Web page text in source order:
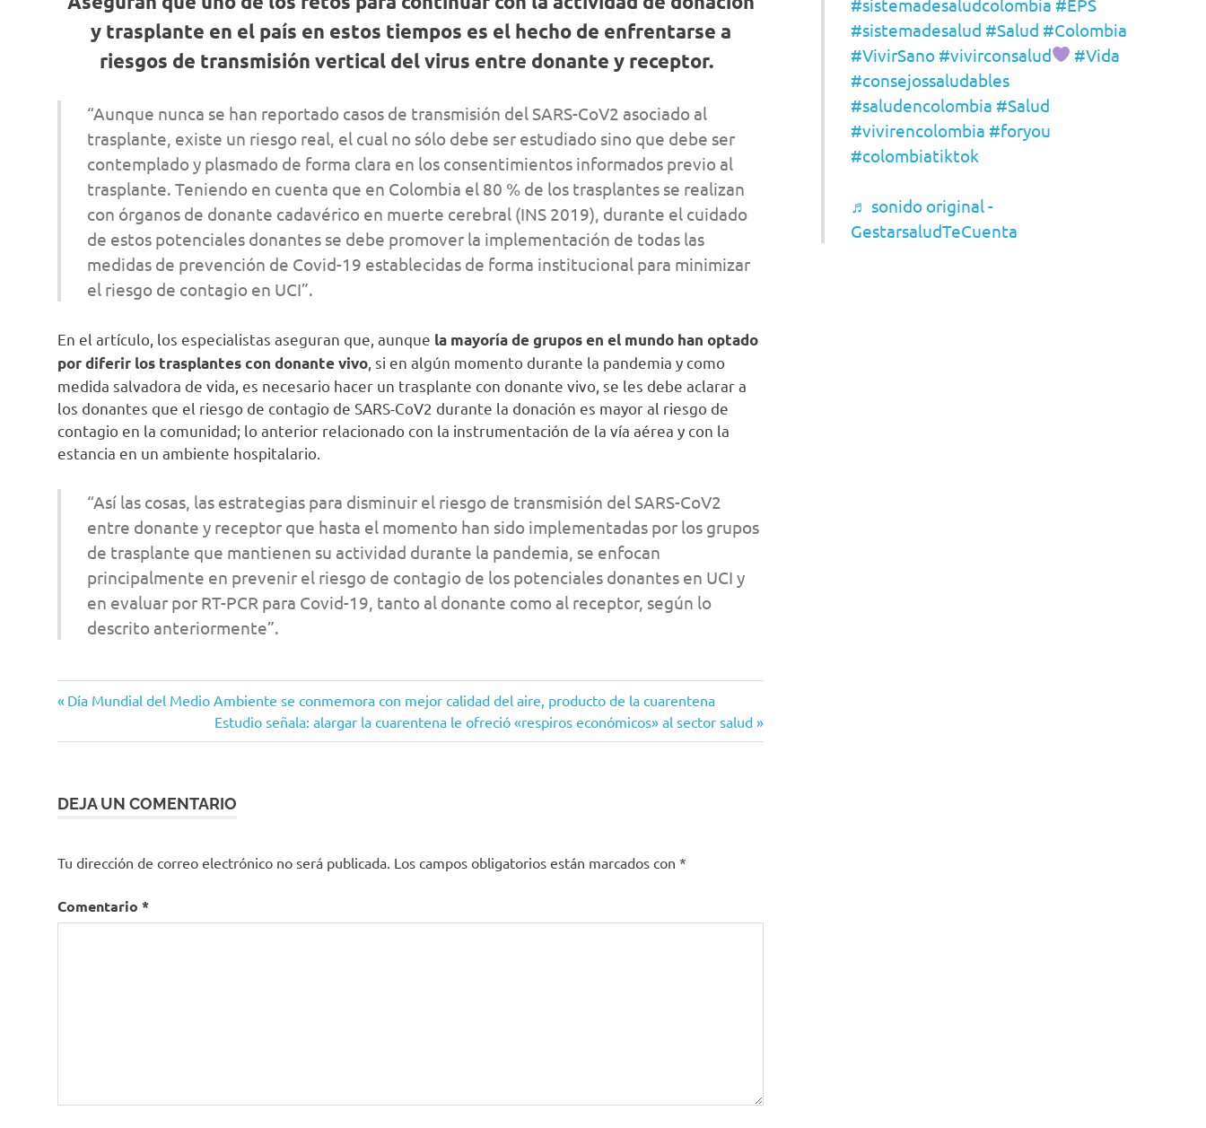
y trasplante en el país en estos tiempos es el hecho de enfrentarse a
riesgos de transmisión vertical del virus entre donante y receptor.
“Aunque nunca se han reportado casos de transmisión del SARS-CoV2 asociado al
trasplante, existe un riesgo real, el cual no sólo debe ser estudiado sino que debe ser
contemplado y plasmado de forma clara en los consentimientos informados previo al
trasplante. Teniendo en cuenta que en Colombia el 80 % de los trasplantes se realizan
con órganos de donante cadavérico en muerte cerebral (INS 2019), durante el cuidado
de estos potenciales donantes se debe promover la implementación de todas las
medidas de prevención de Covid-19 establecidas de forma institucional para minimizar
el riesgo de contagio en UCI”.
En el artículo, los especialistas aseguran que, aunque la mayoría de grupos en el mundo han optado
por diferir los trasplantes con donante vivo , si en algún momento durante la pandemia y como
medida salvadora de vida, es necesario hacer un trasplante con donante vivo, se les debe aclarar a
los donantes que el riesgo de contagio de SARS-CoV2 durante la donación es mayor al riesgo de
contagio en la comunidad; lo anterior relacionado con la instrumentación de la vía aérea y con la
estancia en un ambiente hospitalario.
“Así las cosas, las estrategias para disminuir el riesgo de transmisión del SARS-CoV2
entre donante y receptor que hasta el momento han sido implementadas por los grupos
de trasplante que mantienen su actividad durante la pandemia, se enfocan
principalmente en prevenir el riesgo de contagio de los potenciales donantes en UCI y
en evaluar por RT-PCR para Covid-19, tanto al donante como al receptor, según lo
descrito anteriormente”.
Representantes
colombia
Coronavirus
19
Donante
Navegación
de
Entrada
Día Mundial del Medio Ambiente se conmemora con mejor calidad del aire, producto de la cuarentena
Siguiente
entrada:
Estudio señala: alargar la cuarentena le ofreció «respiros económicos» al sector salud
DEJA UN COMENTARIO
Tu dirección de correo electrónico no será publicada. Los campos obligatorios están marcados con *
Comentario *
#sistemadesalud #Salud #Colombia
#VivirSano #vivirconsalud
#Vida
#consejossaludables
#saludencolombia #Salud
#vivirencolombia #foryou
#colombiatiktok
♬ sonido original -
GestarsaludTeCuenta